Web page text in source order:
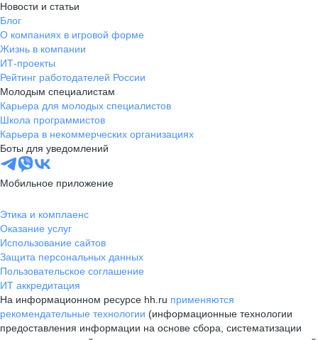
Новости и статьи
Блог
О компаниях в игровой форме
Жизнь в компании
ИТ-проекты
Рейтинг работодателей России
Молодым специалистам
Карьера для молодых специалистов
Школа программистов
Карьера в некоммерческих организациях
Боты для уведомлений
Мобильное приложение
Этика и комплаенс
Оказание услуг
Использование сайтов
Защита персональных данных
Пользовательское соглашение
ИТ аккредитация
На информационном ресурсе hh.ru применяются
рекомендательные технологии (информационные технологии
предоставления информации на основе сбора, систематизации